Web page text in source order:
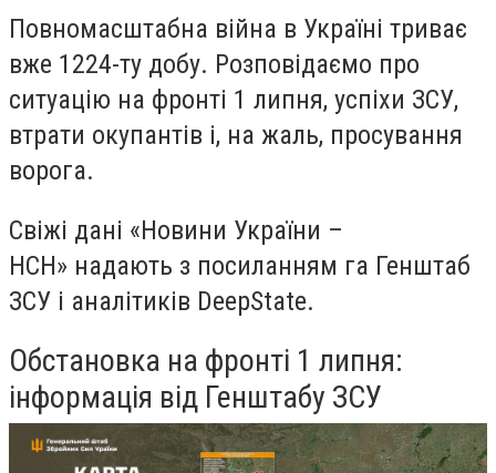
Повномасштабна війна в Україні триває
вже 1224-ту добу. Розповідаємо про
ситуацію на фронті 1 липня, успіхи ЗСУ,
втрати окупантів і, на жаль, просування
ворога.
Свіжі дані «Новини України –
НСН» надають з посиланням га Генштаб
ЗСУ і аналітиків DeepState.
Обстановка на фронті 1 липня:
інформація від Генштабу ЗСУ